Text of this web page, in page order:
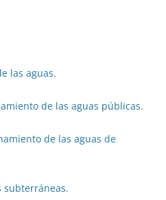
las aguas.
de las aguas públicas.
de las aguas de
subterráneas.